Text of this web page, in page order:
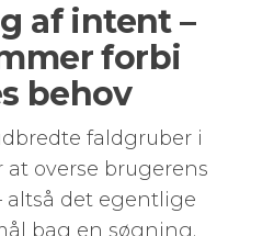
af intent –
forbi
behov
faldgruber i
at overse brugerens
altså det egentlige
bag en søgning.